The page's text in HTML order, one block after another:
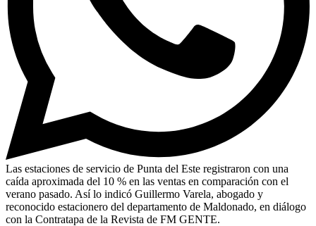
Las estaciones de servicio de Punta del Este registraron con una
caída aproximada del 10 % en las ventas en comparación con el
verano pasado. Así lo indicó Guillermo Varela, abogado y
reconocido estacionero del departamento de Maldonado, en diálogo
con la Contratapa de la Revista de FM GENTE.